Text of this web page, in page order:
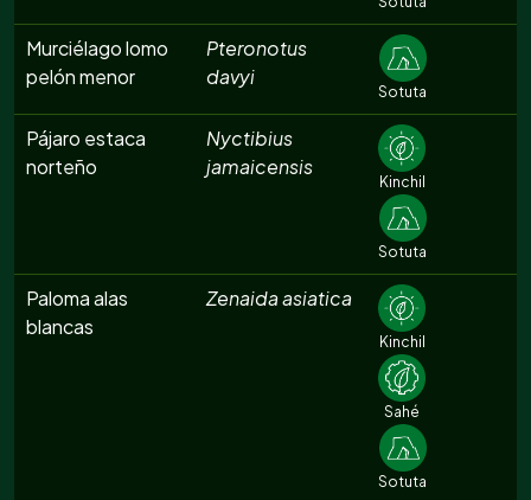
Murciélago lomo
pelón menor
Pteronotus
davyi
Sotuta
Pájaro estaca
norteño
Nyctibius
jamaicensis
Kinchil
Sotuta
Paloma alas
blancas
Zenaida asiatica
Kinchil
Sahé
Sotuta